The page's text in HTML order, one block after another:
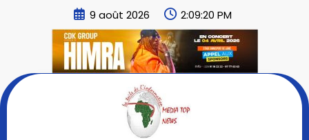
9 août 2026 2:09:22 PM